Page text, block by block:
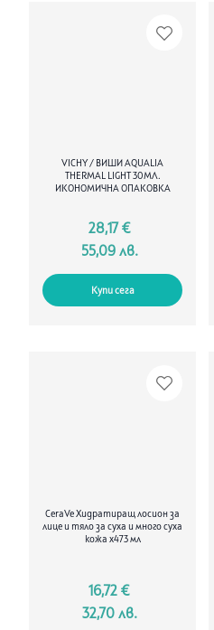
VICHY / ВИШИ AQUALIA
THERMAL LIGHT 30МЛ.
ИКОНОМИЧНА ОПАКОВКА
28,17 €
55,09 лв.
Купи сега
CeraVe Хидратиращ лосион за
лице и тяло за суха и много суха
кожа х473 мл
16,72 €
32,70 лв.